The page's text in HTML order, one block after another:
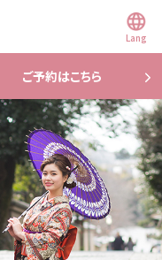
Lang
ご予約はこちら